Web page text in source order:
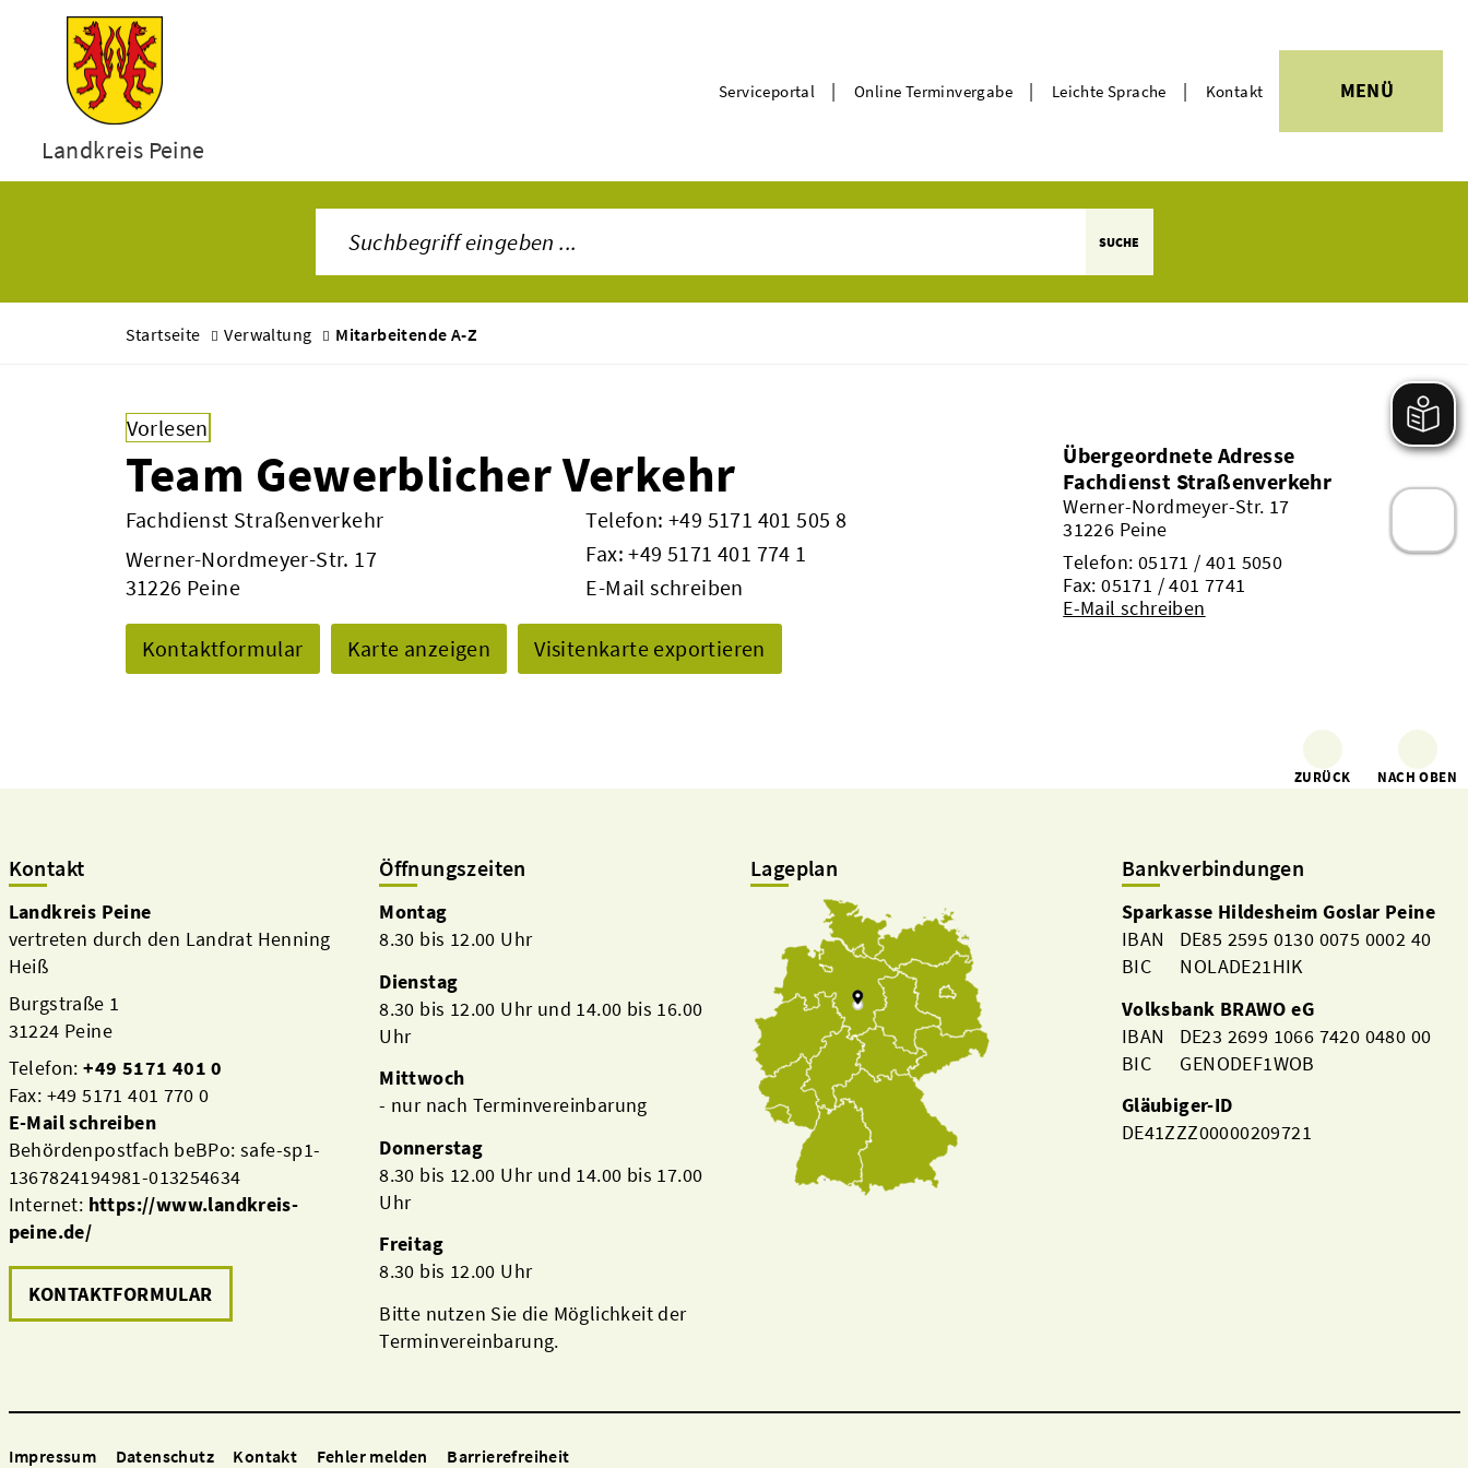
Landkreis Peine
Serviceportal | Online Terminvergabe | Leichte Sprache | Kontakt MENÜ
SUCHE
Startseite Verwaltung Mitarbeitende A-Z
Vorlesen
Team Gewerblicher Verkehr
Fachdienst Straßenverkehr
Werner-Nordmeyer-Str. 17
31226 Peine
Telefon: +49 5171 401 505 8
Fax: +49 5171 401 774 1
E-Mail schreiben
Kontaktformular Karte anzeigen Visitenkarte exportieren
Übergeordnete Adresse
Fachdienst Straßenverkehr
Werner-Nordmeyer-Str. 17
31226 Peine
Telefon: 05171 / 401 5050
Fax: 05171 / 401 7741
E-Mail schreiben
ZURÜCK NACH OBEN
Kontakt
Landkreis Peine
vertreten durch den Landrat Henning
Heiß
Burgstraße 1
31224 Peine
Telefon:+49 5171 401 0
Fax: +49 5171 401 770 0
E-Mail schreiben
Behördenpostfach beBPo: safe-sp1-
1367824194981-013254634
Internet: https://www.landkreis-
peine.de/
KONTAKTFORMULAR
Öffnungszeiten
Montag
8.30 bis 12.00 Uhr
Dienstag
8.30 bis 12.00 Uhr und 14.00 bis 16.00
Uhr
Mittwoch
- nur nach Terminvereinbarung
Donnerstag
8.30 bis 12.00 Uhr und 14.00 bis 17.00
Uhr
Freitag
8.30 bis 12.00 Uhr
Bitte nutzen Sie die Möglichkeit der
Terminvereinbarung.
Lageplan Bankverbindungen
Sparkasse Hildesheim Goslar Peine
IBAN DE85 2595 0130 0075 0002 40
BIC NOLADE21HIK
Volksbank BRAWO eG
IBAN DE23 2699 1066 7420 0480 00
BIC GENODEF1WOB
Gläubiger-ID
DE41ZZZ00000209721
Impressum Datenschutz Kontakt Fehler melden Barrierefreiheit